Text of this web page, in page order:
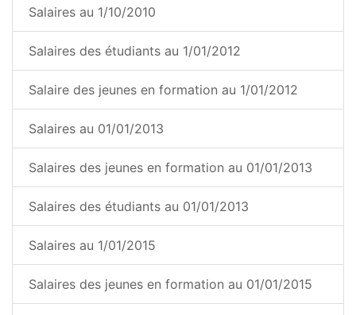
Salaires au 1/10/2010
Salaires des étudiants au 1/01/2012
Salaire des jeunes en formation au 1/01/2012
Salaires au 01/01/2013
Salaires des jeunes en formation au 01/01/2013
Salaires des étudiants au 01/01/2013
Salaires au 1/01/2015
Salaires des jeunes en formation au 01/01/2015